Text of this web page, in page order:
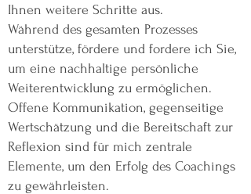
Ihnen weitere Schritte aus.
Während des gesamten Prozesses
unterstütze, fördere und fordere ich Sie,
um eine nachhaltige persönliche
Weiterentwicklung zu ermöglichen.
Offene Kommunikation, gegenseitige
Wertschätzung und die Bereitschaft zur
Reflexion sind für mich zentrale
Elemente, um den Erfolg des Coachings
zu gewährleisten.